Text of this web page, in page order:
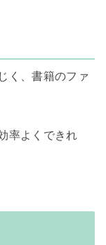
く、書籍のファ
率よくできれ